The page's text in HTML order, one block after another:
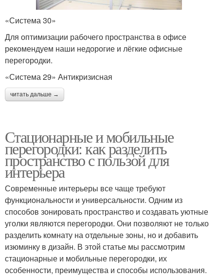
«Система 30»
Для оптимизации рабочего пространства в офисе
рекомендуем наши недорогие и лёгкие офисные
перегородки.
«Система 29» Антикризисная
читать дальше →
Стационарные и мобильные
перегородки: как разделить
пространство с пользой для
интерьера
Современные интерьеры все чаще требуют
функциональности и универсальности. Одним из
способов зонировать пространство и создавать уютные
уголки являются перегородки. Они позволяют не только
разделить комнату на отдельные зоны, но и добавить
изюминку в дизайн. В этой статье мы рассмотрим
стационарные и мобильные перегородки, их
особенности, преимущества и способы использования.